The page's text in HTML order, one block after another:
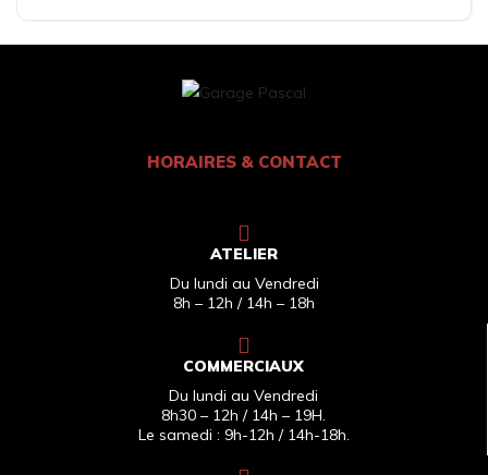
HORAIRES & CONTACT
ATELIER
Du lundi au Vendredi
8h – 12h / 14h – 18h
COMMERCIAUX
Du lundi au Vendredi
8h30 – 12h / 14h – 19H.
Le samedi : 9h-12h / 14h-18h.